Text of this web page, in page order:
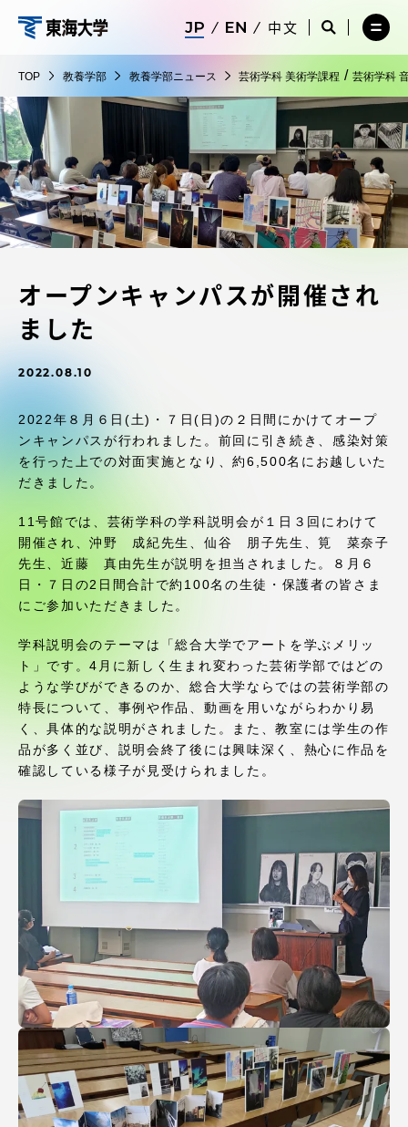
ツ
に
ス
キ
ッ
プ
養
学
部
中文
サ
検
索
開
く
サ
イ
索
を
じ
る
メ
ー
を
く
TOP 教養学部 教養学部ニュース 芸術学科 美術学課程 / 芸術学科
オープンキャンパスが開催され
ました
2022.08.10
2022年８月６日(土)・７日(日)の２日間にかけてオープ
ンキャンパスが行われました。前回に引き続き、感染対策
を行った上での対面実施となり、約6,500名にお越しいた
だきました。
11号館では、芸術学科の学科説明会が１日３回にわけて
開催され、沖野 成紀先生、仙谷 朋子先生、筧 菜奈子
先生、近藤 真由先生が説明を担当されました。８月６
日・７日の2日間合計で約100名の生徒・保護者の皆さま
にご参加いただきました。
学科説明会のテーマは「総合大学でアートを学ぶメリッ
ト」です。4月に新しく生まれ変わった芸術学部ではどの
ような学びができるのか、総合大学ならではの芸術学部の
特長について、事例や作品、動画を用いながらわかり易
く、具体的な説明がされました。また、教室には学生の作
品が多く並び、説明会終了後には興味深く、熱心に作品を
確認している様子が見受けられました。
メ
ニ
を
閉
る
在学生・保護者向けポータル（TIPS）
受験・入学案内
教員・研究者ガイド
大学の概要
受験・入学案内
学生生活
グローバルネットワーク
学外連携
各種情報・お問い合わせ
アクセス情報
品川キャンパス 湘南キャンパス
伊勢原キャンパス 静岡キャンパス
熊本キャンパス
阿蘇くまもと
臨空キャンパス
札幌キャンパス